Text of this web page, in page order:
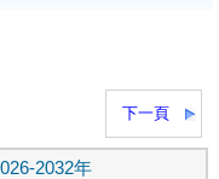
下一頁
2032年